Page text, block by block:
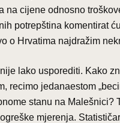
na cijene odnosno
potrepština komentirat
o Hrvatima najdražim
lako usporediti. Kako
recimo jedanaestom
stanu na Malešnici?
mjerenja.